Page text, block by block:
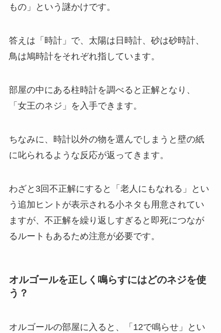
もの」という謎かけです。
答えは「時計」で、太陽は日時計、砂は砂時計、
鳥は鳩時計をそれぞれ指しています。
部屋の中にある柱時計を調べると正解となり、
「女王のネジ」を入手できます。
ちなみに、時計以外の物を選んでしまうと壁の紙
に叱られるような反応が返ってきます。
わざと3回不正解にすると「老人にもなれる」とい
う追加ヒントが表示される小ネタも用意されてい
ますが、不正解を繰り返しすぎると即死につなが
るルートもあるため注意が必要です。
オルゴールを正しく鳴らすにはどのネジを使
う？
オルゴールの部屋に入ると、「12で鳴らせ」とい